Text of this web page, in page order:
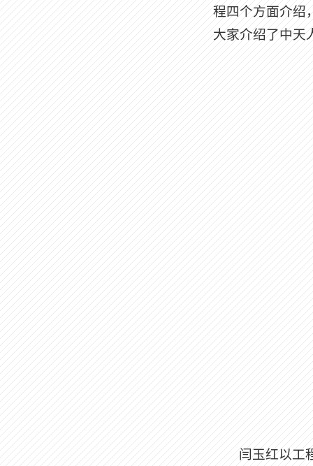
程四个方面介绍
大家介绍了中天
闫玉红以工